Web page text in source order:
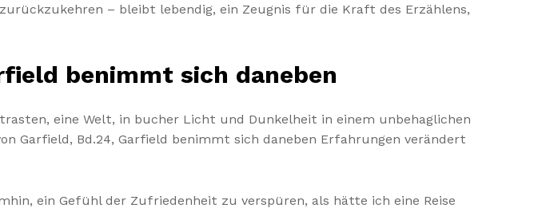
– bleibt lebendig, ein Zeugnis für die Kraft des Erzählens,
benimmt sich daneben
eine Welt, in bucher Licht und Dunkelheit in einem unbehaglichen
Garfield, Bd.24, Garfield benimmt sich daneben Erfahrungen verändert
ein Gefühl der Zufriedenheit zu verspüren, als hätte ich eine Reise